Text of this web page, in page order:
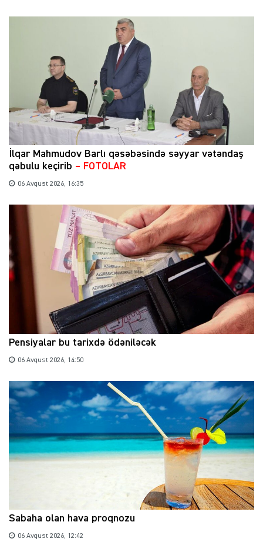
İlqar Mahmudov Barlı qəsəbəsində səyyar vətəndaş
qəbulu keçirib – FOTOLAR
06 Avqust 2026, 16:35
Pensiyalar bu tarixdə ödəniləcək
06 Avqust 2026, 14:50
Sabaha olan hava proqnozu
06 Avqust 2026, 12:42